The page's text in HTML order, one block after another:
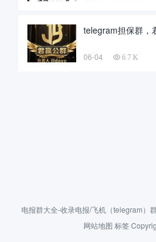
telegram担保群，
06-04 6.7 K
电报群大全-收录电报/飞机（telegram）
网站地图 标签